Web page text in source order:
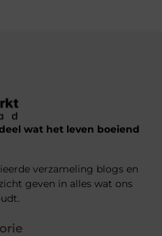
wat het leven boeiend
verzameling blogs en
geven in alles wat ons